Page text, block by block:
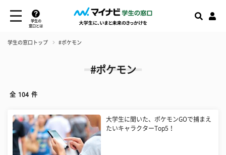
学生の
窓口とは
学生の窓口トップ #ポケモン
#ポケモン
全 104 件
大学生に聞いた、ポケモンGOで捕まえ
たいキャラクターTop5！